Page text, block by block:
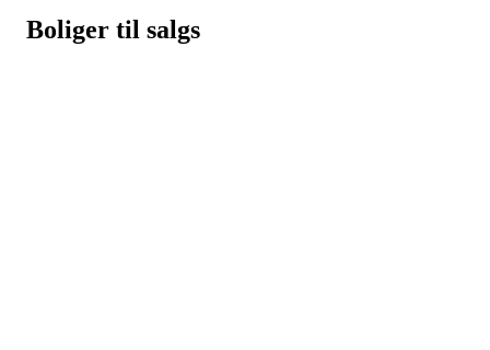
Boliger til salgs